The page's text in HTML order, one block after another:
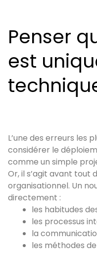
Penser
est
L’une des erreurs les
considérer le
comme un simple
Or, il s’agit avant tout
organisationnel. Un
directement :
les habitudes
les processus
la
les méthodes